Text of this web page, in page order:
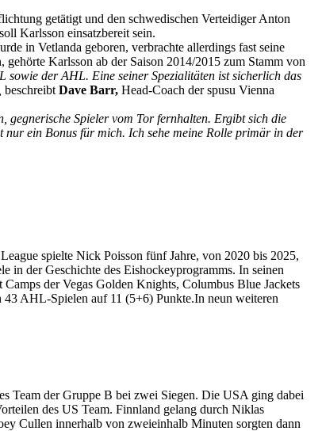
getätigt und den schwedischen Verteidiger Anton
Karlsson einsatzbereit sein.
in Vetlanda geboren, verbrachte allerdings fast seine
Karlsson ab der Saison 2014/2015 zum Stamm von
sowie der AHL. Eine seiner Spezialitäten ist sicherlich das
beschreibt Dave Barr, Head-Coach der spusu Vienna
gegnerische Spieler vom Tor fernhalten. Ergibt sich die
nur ein Bonus für mich. Ich sehe meine Rolle primär in der
spielte Nick Poisson fünf Jahre, von 2020 bis 2025,
in der Geschichte des Eishockeyprogramms. In seinen
der Vegas Golden Knights, Columbus Blue Jackets
43 AHL-Spielen auf 11 (5+6) Punkte.In neun weiteren
Team der Gruppe B bei zwei Siegen. Die USA ging dabei
des US Team. Finnland gelang durch Niklas
Cullen innerhalb von zweieinhalb Minuten sorgten dann